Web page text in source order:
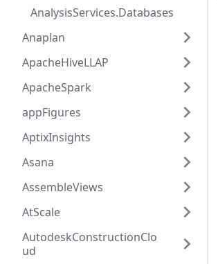
AnalysisServices.Databases
Anaplan
ApacheHiveLLAP
ApacheSpark
appFigures
AptixInsights
Asana
AssembleViews
AtScale
AutodeskConstructionClo
ud